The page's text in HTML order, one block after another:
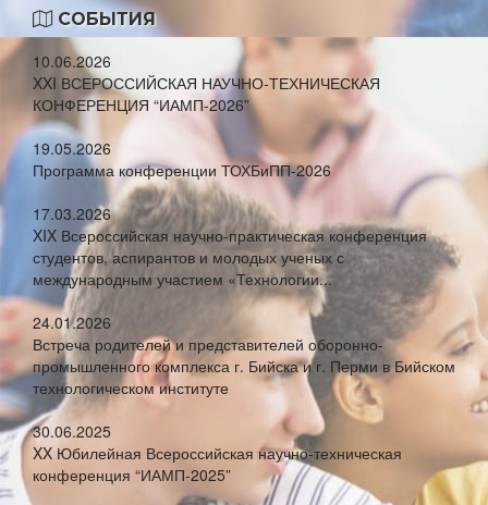
СОБЫТИЯ
10.06.2026
XXI ВСЕРОССИЙСКАЯ НАУЧНО-ТЕХНИЧЕСКАЯ
КОНФЕРЕНЦИЯ “ИАМП-2026”
19.05.2026
Программа конференции ТОХБиПП-2026
17.03.2026
XIX Всероссийская научно-практическая конференция
студентов, аспирантов и молодых ученых с
международным участием «Технологии...
24.01.2026
Встреча родителей и представителей оборонно-
промышленного комплекса г. Бийска и г. Перми в Бийском
технологическом институте
30.06.2025
XX Юбилейная Всероссийская научно-техническая
конференция “ИАМП-2025”